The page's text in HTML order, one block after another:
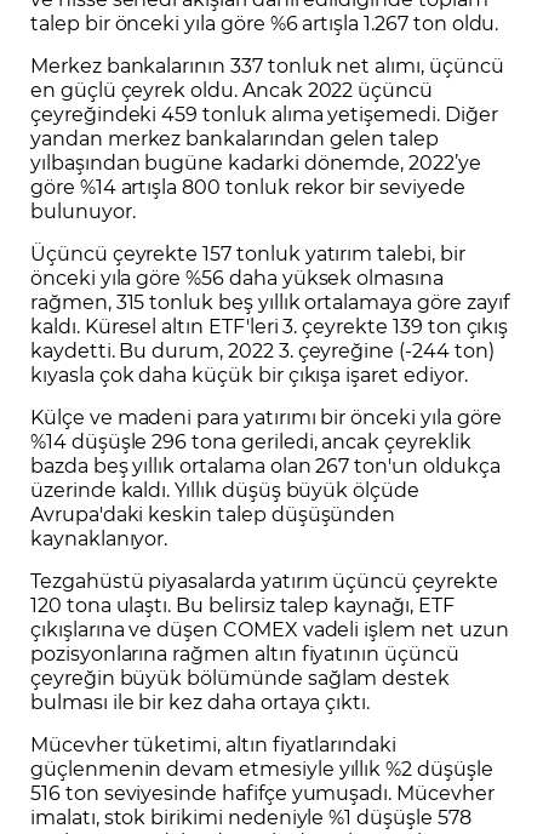
talep bir önceki yıla göre %6 artışla 1.267 ton oldu.
Merkez bankalarının 337 tonluk net alımı, üçüncü
en güçlü çeyrek oldu. Ancak 2022 üçüncü
çeyreğindeki 459 tonluk alıma yetişemedi. Diğer
yandan merkez bankalarından gelen talep
yılbaşından bugüne kadarki dönemde, 2022’ye
göre %14 artışla 800 tonluk rekor bir seviyede
bulunuyor.
Üçüncü çeyrekte 157 tonluk yatırım talebi, bir
önceki yıla göre %56 daha yüksek olmasına
rağmen, 315 tonluk beş yıllık ortalamaya göre zayıf
kaldı. Küresel altın ETF'leri 3. çeyrekte 139 ton çıkış
kaydetti. Bu durum, 2022 3. çeyreğine (-244 ton)
kıyasla çok daha küçük bir çıkışa işaret ediyor.
Külçe ve madeni para yatırımı bir önceki yıla göre
%14 düşüşle 296 tona geriledi, ancak çeyreklik
bazda beş yıllık ortalama olan 267 ton'un oldukça
üzerinde kaldı. Yıllık düşüş büyük ölçüde
Avrupa'daki keskin talep düşüşünden
kaynaklanıyor.
Tezgahüstü piyasalarda yatırım üçüncü çeyrekte
120 tona ulaştı. Bu belirsiz talep kaynağı, ETF
çıkışlarına ve düşen COMEX vadeli işlem net uzun
pozisyonlarına rağmen altın fiyatının üçüncü
çeyreğin büyük bölümünde sağlam destek
bulması ile bir kez daha ortaya çıktı.
Mücevher tüketimi, altın fiyatlarındaki
güçlenmenin devam etmesiyle yıllık %2 düşüşle
516 ton seviyesinde hafifçe yumuşadı. Mücevher
imalatı, stok birikimi nedeniyle %1 düşüşle 578